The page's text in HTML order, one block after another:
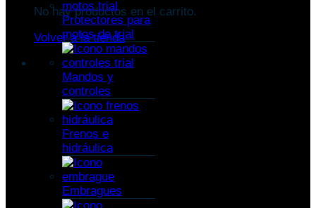
No hay productos en el carrito.
Volver a la tienda
Protectores para
motos de trial
Mandos y
controles
Frenos e
hidráulica
Embragues